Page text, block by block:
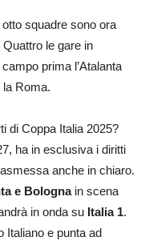
squadre sono ora
Quattro le gare in
prima l’Atalanta
la Roma.
di Coppa Italia 2025?
ha in esclusiva i diritti
anche in chiaro.
e Bolognain scena
in onda su Italia 1.
Italiano e punta ad